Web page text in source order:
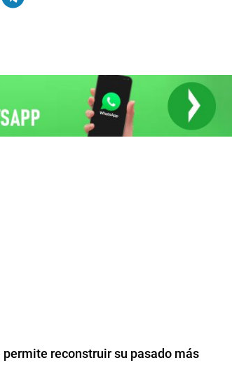
reconstruir su pasado más